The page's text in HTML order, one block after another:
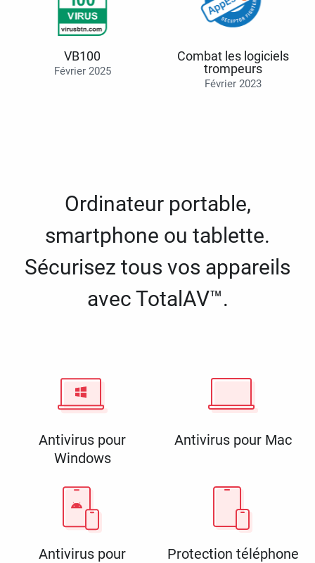
VB100
Février 2025
Combat les logiciels
trompeurs
Février 2023
Ordinateur portable,
smartphone ou tablette.
Sécurisez tous vos appareils
avec TotalAV™.
Antivirus pour
Windows
Antivirus pour Mac
Antivirus pour
Protection téléphone